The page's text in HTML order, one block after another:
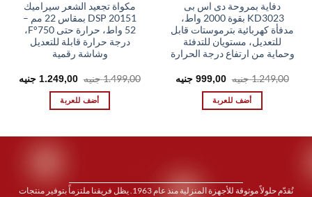
دفاية بمروحة دى اس بى
KD3023 بقوة 2000 واط،
مدفأة كهربائية بترموستات قابل
للتعديل، مستويان للتدفئة
وحماية من ارتفاع درجة الحرارة
1.249,00جنيه السعر
الأصلي
هو:
1.249,00 EGP.
999,00 جنيهالسعر
أضف للعربة
مكواة تجعيد الشعر سيراميك
DSP 20151 بمقاس 22 مم –
52 واط، حرارة حتى 750°F،
درجة حرارة قابلة للتعديل
وشاشة رقمية
1.499,00جنيه السعر
الأصلي
هو:
1.499,00 EGP.
1.249,00 جنيه
أضف للعربة
نُقدّم حلولاً موثوقة للأجهزة المنزلية منذ عام 1963. يظل فريقنا ملتزماً بتوفير منتجات